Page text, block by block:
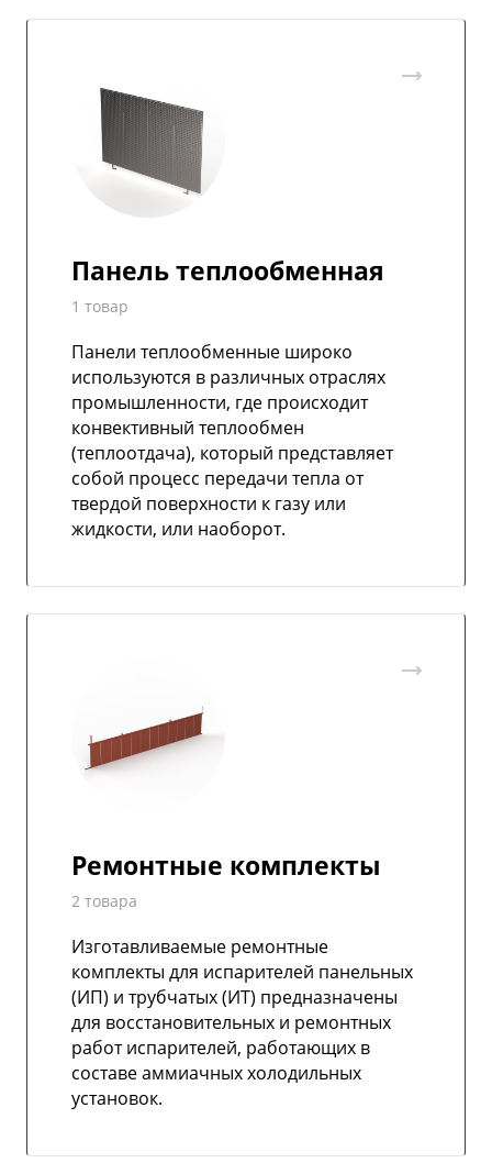
Панель теплообменная
1 товар
Панели теплообменные широко
используются в различных отраслях
промышленности, где происходит
конвективный теплообмен
(теплоотдача), который представляет
собой процесс передачи тепла от
твердой поверхности к газу или
жидкости, или наоборот.
Ремонтные комплекты
2 товара
Изготавливаемые ремонтные
комплекты для испарителей панельных
(ИП) и трубчатых (ИТ) предназначены
для восстановительных и ремонтных
работ испарителей, работающих в
составе аммиачных холодильных
установок.